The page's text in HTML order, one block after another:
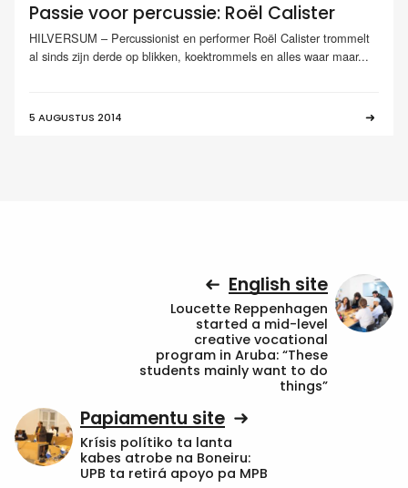
Passie voor percussie: Roël Calister
HILVERSUM – Percussionist en performer Roël Calister trommelt
al sinds zijn derde op blikken, koektrommels en alles waar maar...
5 AUGUSTUS 2014
English site
Loucette Reppenhagen
started a mid-level
creative vocational
program in Aruba: “These
students mainly want to do
things”
Papiamentu site
Krísis polítiko ta lanta
kabes atrobe na Boneiru:
UPB ta retirá apoyo pa MPB